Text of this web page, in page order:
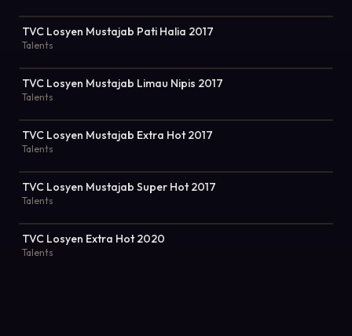
TVC Losyen Mustajab Pati Halia 2017
Talents
TVC Losyen Mustajab Limau Nipis 2017
Talents
TVC Losyen Mustajab Extra Hot 2017
Talents
TVC Losyen Mustajab Super Hot 2017
Talents
TVC Losyen Extra Hot 2020
Talents